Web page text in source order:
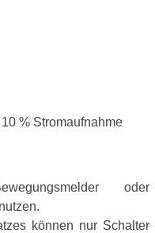
% Stromaufnahme
oder
können nur Schalter